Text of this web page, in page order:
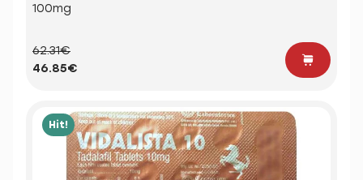
100mg
62.31€
46.85€
Hit!